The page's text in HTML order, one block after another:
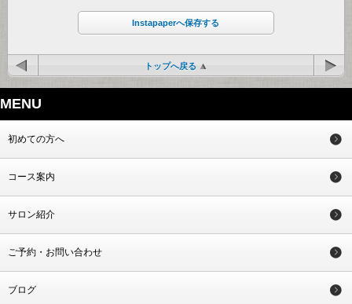
Instapaperへ保存する
トップへ戻る
MENU
初めての方へ
コース案内
サロン紹介
ご予約・お問い合わせ
ブログ